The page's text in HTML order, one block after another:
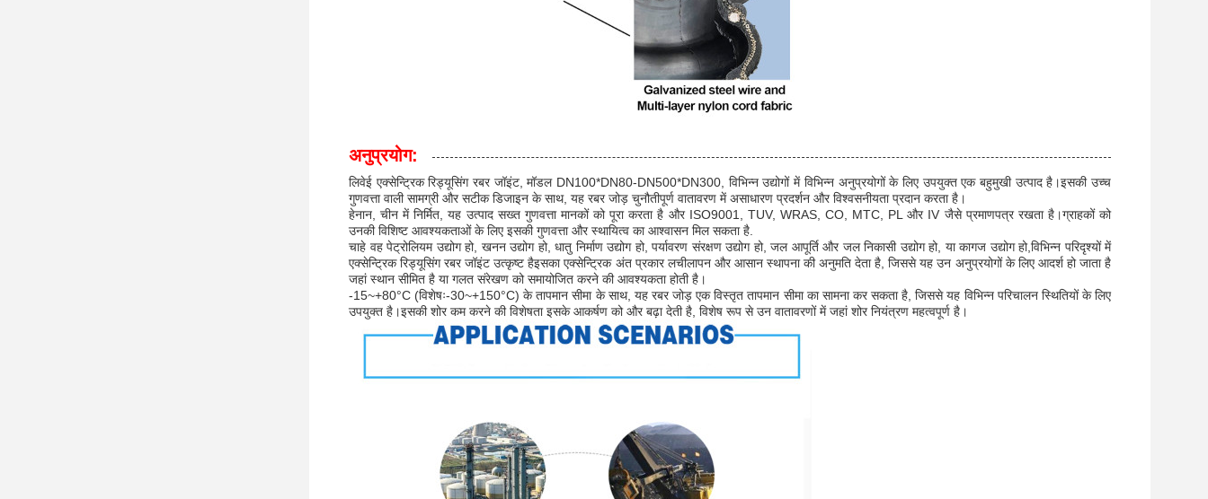
अनुप्रयोग:
लिवेई एक्सेन्ट्रिक रिड्यूसिंग रबर जॉइंट, मॉडल DN100*DN80-DN500*DN300, विभिन्न उद्योगों में विभिन्न अनुप्रयोगों के लिए उपयुक्त एक बहुमुखी उत्पाद है।इसकी उच्च
गुणवत्ता वाली सामग्री और सटीक डिजाइन के साथ, यह रबर जोड़ चुनौतीपूर्ण वातावरण में असाधारण प्रदर्शन और विश्वसनीयता प्रदान करता है।
हेनान, चीन में निर्मित, यह उत्पाद सख्त गुणवत्ता मानकों को पूरा करता है और ISO9001, TUV, WRAS, CO, MTC, PL और IV जैसे प्रमाणपत्र रखता है।ग्राहकों को
उनकी विशिष्ट आवश्यकताओं के लिए इसकी गुणवत्ता और स्थायित्व का आश्वासन मिल सकता है.
चाहे वह पेट्रोलियम उद्योग हो, खनन उद्योग हो, धातु निर्माण उद्योग हो, पर्यावरण संरक्षण उद्योग हो, जल आपूर्ति और जल निकासी उद्योग हो, या कागज उद्योग हो,विभिन्न परिदृश्यों में
एक्सेन्ट्रिक रिड्यूसिंग रबर जॉइंट उत्कृष्ट हैइसका एक्सेन्ट्रिक अंत प्रकार लचीलापन और आसान स्थापना की अनुमति देता है, जिससे यह उन अनुप्रयोगों के लिए आदर्श हो जाता है
जहां स्थान सीमित है या गलत संरेखण को समायोजित करने की आवश्यकता होती है।
-15~+80°C (विशेषः-30~+150°C) के तापमान सीमा के साथ, यह रबर जोड़ एक विस्तृत तापमान सीमा का सामना कर सकता है, जिससे यह विभिन्न परिचालन स्थितियों के लिए
उपयुक्त है।इसकी शोर कम करने की विशेषता इसके आकर्षण को और बढ़ा देती है, विशेष रूप से उन वातावरणों में जहां शोर नियंत्रण महत्वपूर्ण है।